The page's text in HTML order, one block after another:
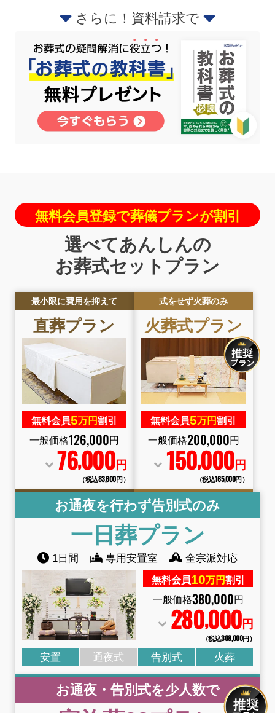
さらに！資料請求で
無料会員登録で葬儀プランが割引
選べてあんしんの
お葬式セットプラン
最小限に費用を抑えて
直葬プラン
無料会員5万円割引
一般価格126,000円
76,000円
（税込83,600円）
式をせず火葬のみ
火葬式プラン
無料会員5万円割引
一般価格200,000円
150,000円
（税込165,000円）
お通夜を行わず告別式のみ
一日葬プラン
1日間 専用安置室 全宗派対応
無料会員10万円割引
一般価格380,000円
280,000円
（税込308,000円）
安置 通夜式 告別式 火葬
お通夜・告別式を少人数で